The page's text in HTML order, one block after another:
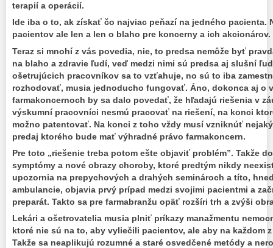
terapií a operácií.
Ide iba o to, ak získať čo najviac peňazí na jedného pacienta.
pacientov ale len a len o blaho pre koncerny a ich akcionárov.
Teraz si mnohí z vás povedia, nie, to predsa nemôže byť
na blaho a zdravie ľudí, veď medzi nimi sú predsa aj slušní
ošetrujúcich pracovníkov sa to vzťahuje, no sú to iba
rozhodovať, musia jednoducho fungovať. Áno, dokonca aj o
farmakoncernoch by sa dalo povedať, že hľadajú riešenia v
výskumní pracovníci nesmú pracovať na riešení, na konci
možno patentovať. Na konci z toho vždy musí vzniknúť
predaj ktorého bude mať výhradné právo farmakoncern.
Pre toto „riešenie treba potom ešte objaviť problém”. Takže
symptómy a nové obrazy choroby, ktoré predtým nikdy
upozornia na prepychových a drahých seminároch a títo,
ambulancie, objavia prvý prípad medzi svojimi pacientmi a
preparát. Takto sa pre farmabranžu opäť rozšíri trh a zvýši
Lekári a ošetrovatelia musia plniť príkazy manažmentu
ktoré nie sú na to, aby vyliečili pacientov, ale aby na každom
Takže sa neaplikujú rozumné a staré osvedčené metódy a